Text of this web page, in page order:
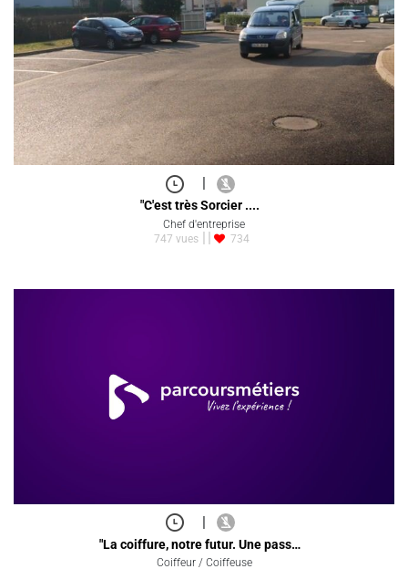
"C'est très Sorcier ....
Chef d'entreprise
747 vues
734
|
"La coiffure, notre futur. Une pass…
Coiffeur / Coiffeuse